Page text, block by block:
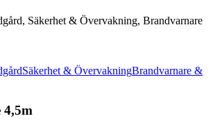
Säkerhet & Övervakning, Brandvarnare
Säkerhet & ÖvervakningBrandvarnare &
4,5m